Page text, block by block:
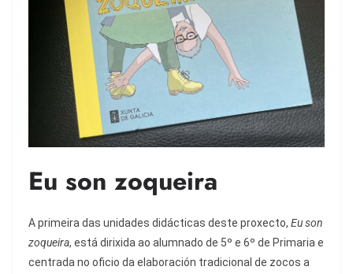
Eu son zoqueira
A primeira das unidades didácticas deste proxecto, Eu son
zoqueira, está dirixida ao alumnado de 5º e 6º de Primaria e
centrada no oficio da elaboración tradicional de zocos a